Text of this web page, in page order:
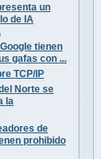
un
de IA
tienen
gafas con ...
TCP/IP
Norte se
la
de
prohibido